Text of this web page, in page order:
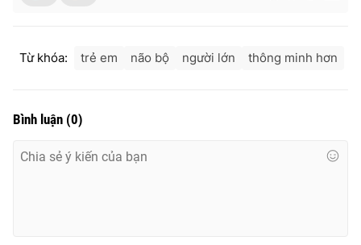
Từ khóa: trẻ em não bộ người lớn thông minh hơn
Bình luận (0)